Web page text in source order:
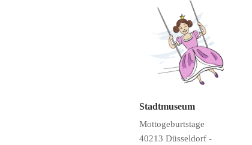
Stadtmuseum
Mottogeburtstage
40213 Düsseldorf -